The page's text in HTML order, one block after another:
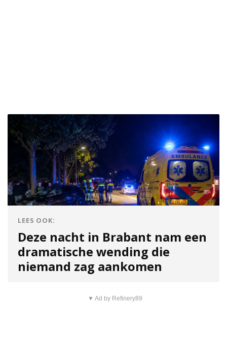
LEES OOK:
Deze nacht in Brabant nam een
dramatische wending die
niemand zag aankomen
▼ Ad by Refinery89